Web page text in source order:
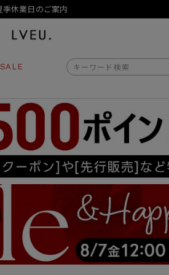
季休業日のご案内
円以上ご購入で送料無料
夏季休業日のご案内
影響によるお荷物のお届けについて
SALE
商品番号
商品タイプ
ORIGINAL
価格（税込）